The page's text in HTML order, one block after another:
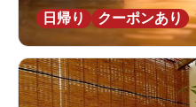
日帰り
クーポンあり